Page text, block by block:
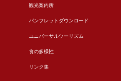
観光案内所
パンフレットダウンロード
ユニバーサルツーリズム
食の多様性
リンク集